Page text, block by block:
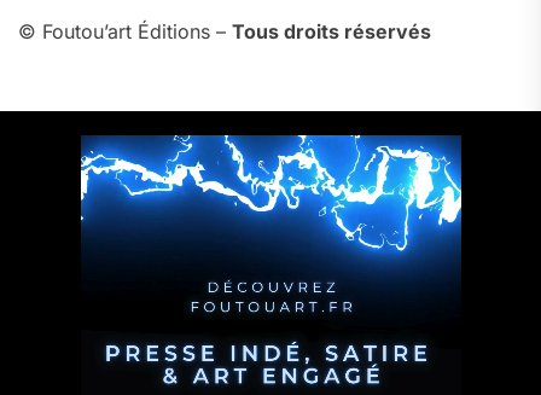
© Foutou’art Éditions – Tous droits réservés